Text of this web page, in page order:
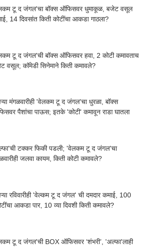
टू द जंगल'चा बॉक्स ऑफिसवर धुमाकूळ, बजेट वसूल
कमाई, 14 दिवसांत किती कोटींचा आकडा गाठला?
टू द जंगल'ची बॉक्स ऑफिसवर हवा, 2 कोटी कमावताच
वसूल; कॉमेडी सिनेमाने किती कमावले?
मंगळवारीही 'वेलकम टू द जंगल'चा धुरळा, बॉक्स
पैशांचा पाऊस; इतके 'कोटी' कमावून राडा घातला
टक्कर फिकी पडली; 'वेलकम टू द जंगल'चा
जलवा कायम, किती कोटी कमावले?
रविवारीही 'वेल्कम टू द जंगल' ची दमदार कमाई, 100
आकडा पार, 10 व्या दिवशी किती कमावले?
टू द जंगल'ची BOX ऑफिसवर ‘शंभरी’, 'अल्फा'लाही